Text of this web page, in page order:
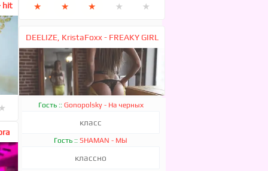
hit
★ ★ ★ ★ ★
DEELIZE, KristaFoxx - FREAKY GIRL
★ ★ ★
Гость :: Gonopolsky - На черных
класс
Гость :: SHAMAN - МЫ
классно